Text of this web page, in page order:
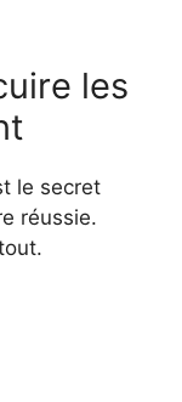
les
le secret
réussie.